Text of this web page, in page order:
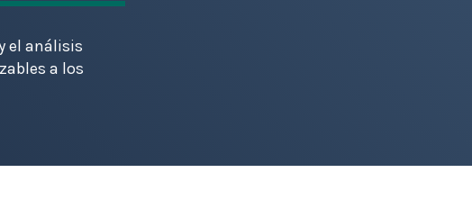
el análisis
a los